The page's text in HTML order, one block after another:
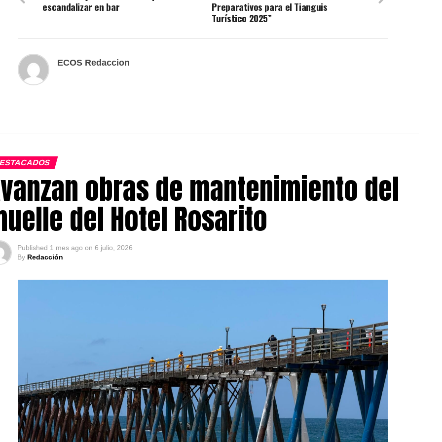
Preparativos para el Tianguis
Turístico 2025”
escandalizar en bar
ECOS Redaccion
obras de mantenimiento del
del Hotel Rosarito
Published 1 mes ago on 6 julio, 2026
By Redacción